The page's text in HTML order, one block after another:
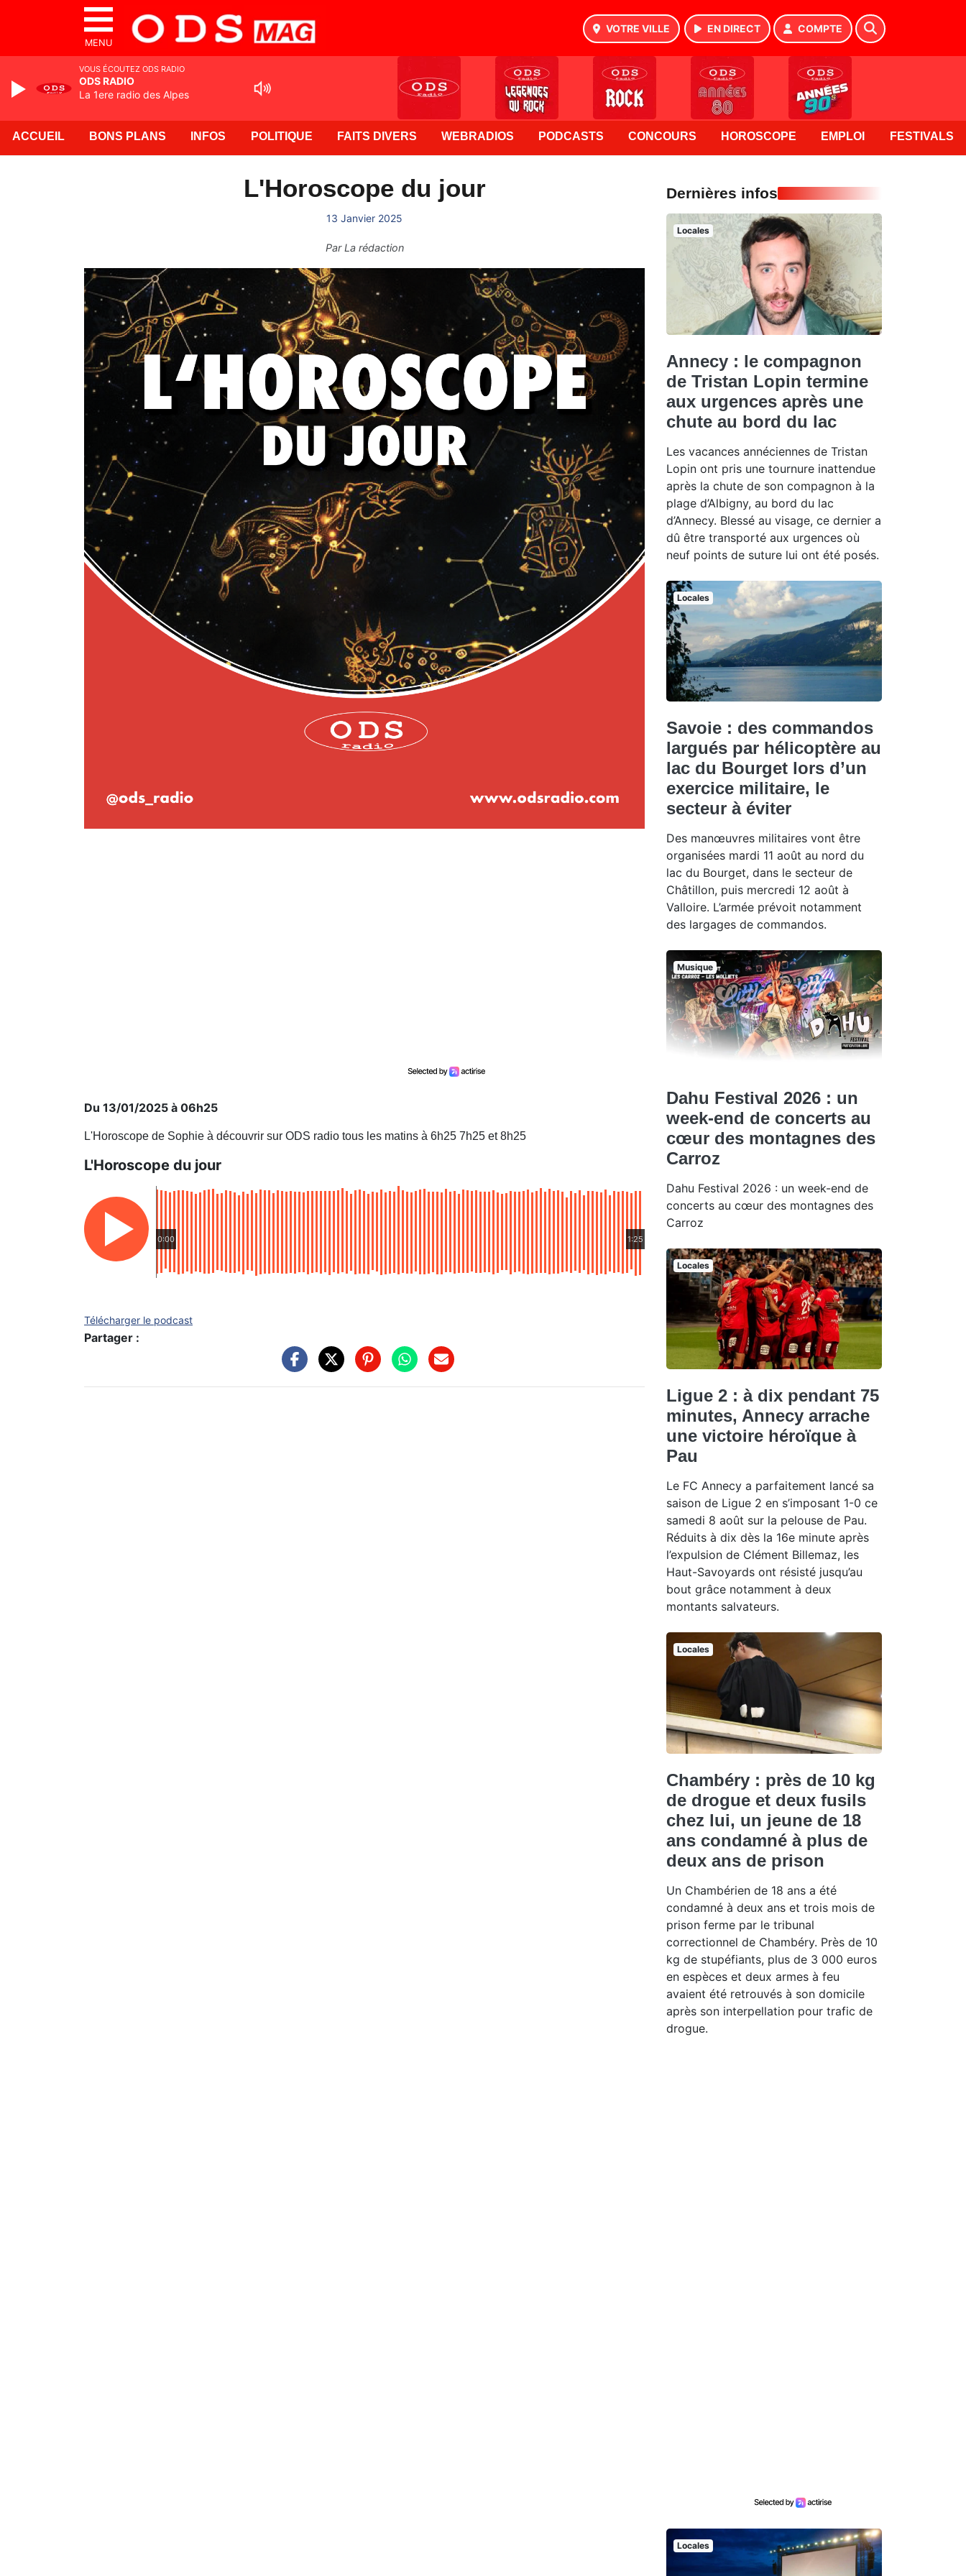
MENU
VOTRE VILLE EN DIRECT COMPTE
ACCUEIL BONS PLANS INFOS POLITIQUE FAITS DIVERS WEBRADIOS PODCASTS CONCOURS HOROSCOPE EMPLOI FESTIVALS
L'Horoscope du jour
13 Janvier 2025
ParLa rédaction
Du 13/01/2025 à 06h25
L'Horoscope de Sophie à découvrir sur ODS radio tous les matins à 6h25 7h25 et 8h25
L'Horoscope du jour
0:00 1:25
Télécharger le podcast
Partager :
Dernières infos
Locales
Annecy : le compagnon
de Tristan Lopin termine
aux urgences après une
chute au bord du lac
Les vacances annéciennes de Tristan
Lopin ont pris une tournure inattendue
après la chute de son compagnon à la
plage d’Albigny, au bord du lac
d’Annecy. Blessé au visage, ce dernier a
dû être transporté aux urgences où
neuf points de suture lui ont été posés.
Locales
Savoie : des commandos
largués par hélicoptère au
lac du Bourget lors d’un
exercice militaire, le
secteur à éviter
Des manœuvres militaires vont être
organisées mardi 11 août au nord du
lac du Bourget, dans le secteur de
Châtillon, puis mercredi 12 août à
Valloire. L’armée prévoit notamment
des largages de commandos.
Musique
Dahu Festival 2026 : un
week-end de concerts au
cœur des montagnes des
Carroz
Dahu Festival 2026 : un week-end de
concerts au cœur des montagnes des
Carroz
Locales
Ligue 2 : à dix pendant 75
minutes, Annecy arrache
une victoire héroïque à
Pau
Le FC Annecy a parfaitement lancé sa
saison de Ligue 2 en s’imposant 1-0 ce
samedi 8 août sur la pelouse de Pau.
Réduits à dix dès la 16e minute après
l’expulsion de Clément Billemaz, les
Haut-Savoyards ont résisté jusqu’au
bout grâce notamment à deux
montants salvateurs.
Locales
Chambéry : près de 10 kg
de drogue et deux fusils
chez lui, un jeune de 18
ans condamné à plus de
deux ans de prison
Un Chambérien de 18 ans a été
condamné à deux ans et trois mois de
prison ferme par le tribunal
correctionnel de Chambéry. Près de 10
kg de stupéfiants, plus de 3 000 euros
en espèces et deux armes à feu
avaient été retrouvés à son domicile
après son interpellation pour trafic de
drogue.
Locales
VOUS ÉCOUTEZ ODS RADIO
ODS RADIO
La 1ere radio des Alpes